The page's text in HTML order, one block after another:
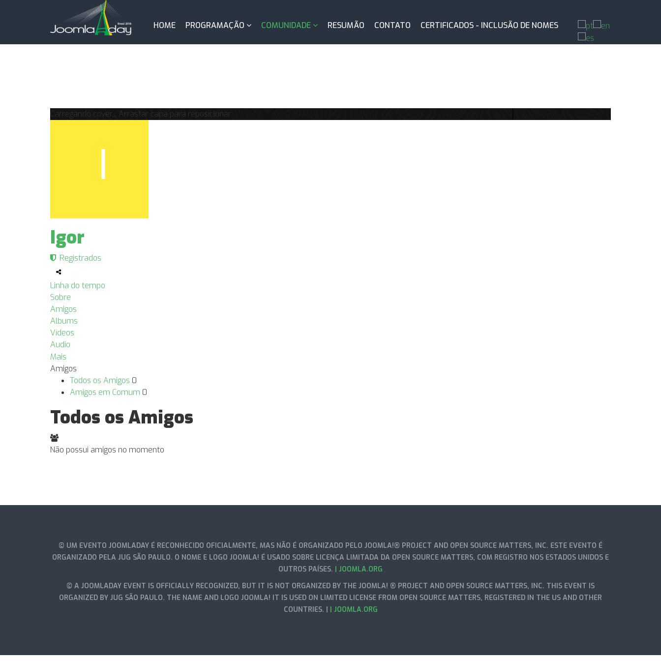
HOME PROGRAMAÇÃO COMUNIDADE RESUMÃO CONTATO CERTIFICADOS - INCLUSÃO DE NOMES
Carregando cover... Arrastar capa para reposicionar
Igor
Registrados
Linha do tempo
Sobre
Amigos
Albums
Vídeos
Audio
Mais
Amigos
Todos os Amigos 0
Amigos em Comum 0
Todos os Amigos
Não possui amigos no momento
© UM EVENTO JOOMLADAY É RECONHECIDO OFICIALMENTE, MAS NÃO É ORGANIZADO PELO JOOMLA!® PROJECT AND OPEN SOURCE MATTERS, INC. ESTE EVENTO É
ORGANIZADO PELA JUG SÃO PAULO. O NOME E LOGO JOOMLA! É USADO SOBRE LICENÇA LIMITADA DA OPEN SOURCE MATTERS, COM REGISTRO NOS ESTADOS UNIDOS E
OUTROS PAÍSES. | JOOMLA.ORG
© A JOOMLADAY EVENT IS OFFICIALLY RECOGNIZED, BUT IT IS NOT ORGANIZED BY THE JOOMLA! ® PROJECT AND OPEN SOURCE MATTERS, INC. THIS EVENT IS
ORGANIZED BY JUG SÃO PAULO. THE NAME AND LOGO JOOMLA! IT IS USED ON LIMITED LICENSE FROM OPEN SOURCE MATTERS, REGISTERED IN THE US AND OTHER
COUNTRIES. | | JOOMLA.ORG